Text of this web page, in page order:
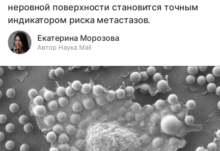
неровной поверхности становится точным
индикатором риска метастазов.
Екатерина Морозова
Автор Наука Mail